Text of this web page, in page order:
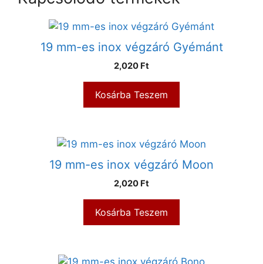
19 mm-es inox végzáró Gyémánt
2,020 Ft
Kosárba Teszem
19 mm-es inox végzáró Moon
2,020 Ft
Kosárba Teszem